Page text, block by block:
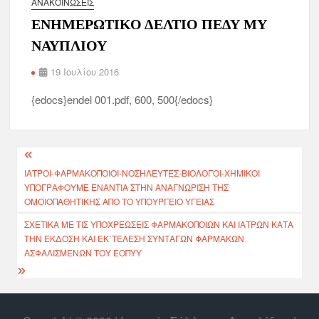
ΕΝΗΜΕΡΩΤΙΚΟ ΔΕΛΤΙΟ ΠΕΔΥ ΜΥ
ΝΑΥΠΛΙΟΥ
19 Ιουλίου 2016
{edocs}endel 001.pdf, 600, 500{/edocs}
ΙΑΤΡΟΊ-ΦΑΡΜΑΚΟΠΟΙΟΊ-ΝΟΣΗΛΕΥΤΈΣ-ΒΙΟΛΌΓΟΙ-ΧΗΜΙΚΟΊ
ΥΠΟΓΡΑΦΟΥΜΕ ΕΝΑΝΤΙΑ ΣΤΗΝ ΑΝΑΓΝΩΡΙΣΗ ΤΗΣ
ΟΜΟΙΟΠΑΘΗΤΙΚΗΣ ΑΠΟ ΤΟ ΥΠΟΥΡΓΕΙΟ ΥΓΕΙΑΣ
ΣΧΕΤΙΚΆ ΜΕ ΤΙΣ ΥΠΟΧΡΕΏΣΕΙΣ ΦΑΡΜΑΚΟΠΟΙΏΝ ΚΑΙ ΙΑΤΡΏΝ ΚΑΤΆ
ΤΗΝ ΈΚΔΟΣΗ ΚΑΙ ΕΚ΄ΤΕΛΕΣΗ ΣΥΝΤΑΓΏΝ ΦΑΡΜΆΚΩΝ
ΑΣΦΑΛΙΣΜΈΝΩΝ ΤΟΥ ΕΟΠΥΥ